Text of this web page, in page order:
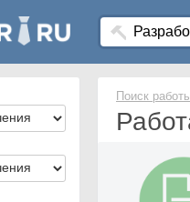
Поиск